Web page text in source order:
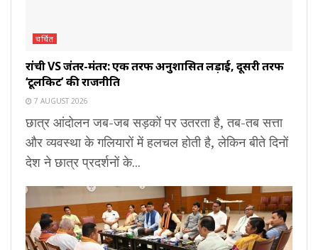
चर्चित
रांची VS जंतर-मंतर: एक तरफ अनुशासित लड़ाई, दूसरी तरफ
‘टूलकिट’ की राजनीति
7 AUGUST 2026
छात्र आंदोलन जब-जब सड़कों पर उतरता है, तब-तब सत्ता
और व्यवस्था के गलियारों में हलचल होती है, लेकिन बीते दिनों
देश ने छात्र प्रदर्शनों के...